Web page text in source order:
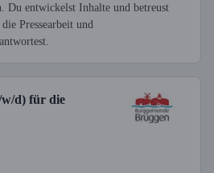
Du entwickelst Inhalte und betreust
Pressearbeit und
w/d) für die